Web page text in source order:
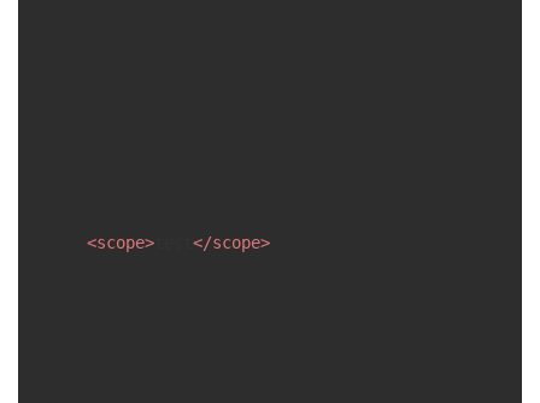
<scope> </scope>